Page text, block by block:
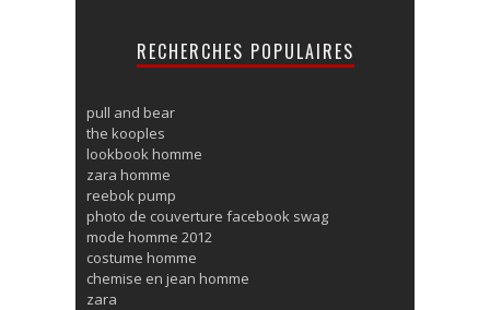
RECHERCHES POPULAIRES
pull and bear
the kooples
lookbook homme
zara homme
reebok pump
photo de couverture facebook swag
mode homme 2012
costume homme
chemise en jean homme
zara